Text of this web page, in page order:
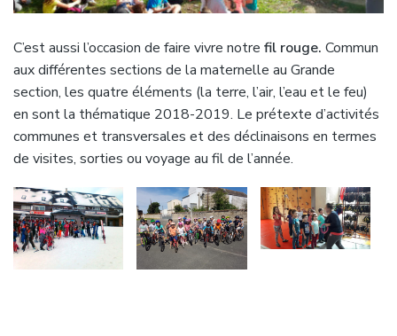
C’est aussi l’occasion de faire vivre notre fil rouge. Commun
aux différentes sections de la maternelle au Grande
section, les quatre éléments (la terre, l’air, l’eau et le feu)
en sont la thématique 2018-2019. Le prétexte d’activités
communes et transversales et des déclinaisons en termes
de visites, sorties ou voyage au fil de l’année.